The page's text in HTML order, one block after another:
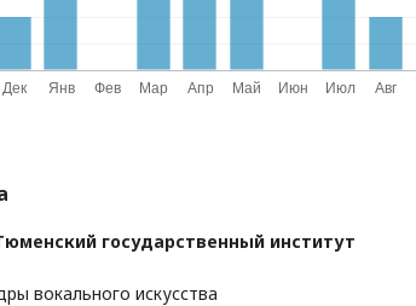
государственный институт
вокального искусства